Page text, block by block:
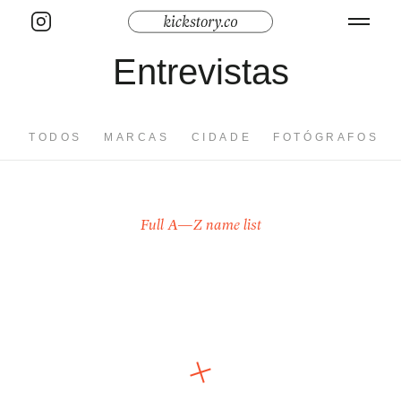
Entrevistas
TODOS MARCAS CIDADE FOTÓGRAFOS
Full A—Z name list